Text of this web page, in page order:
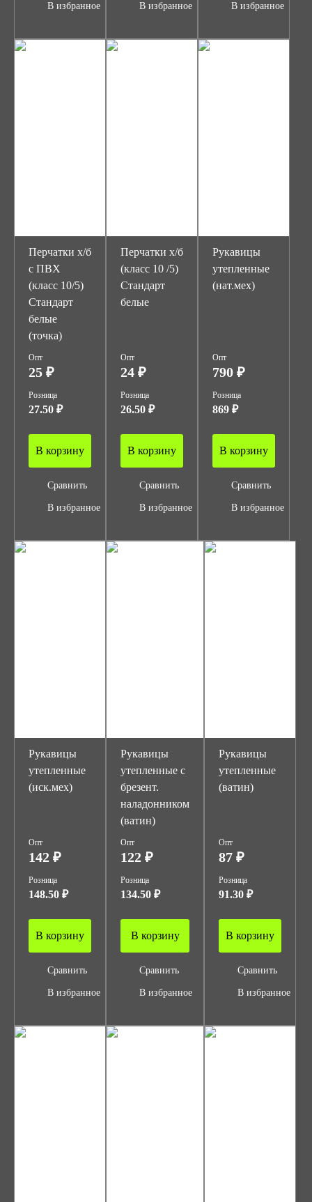
В избранное В избранное В избранное
Перчатки х/б
с ПВХ
(класс 10/5)
Стандарт
белые
(точка)
Опт
25 ₽
Розница
27.50 ₽
В корзину
Сравнить
В избранное
Перчатки х/б
(класс 10 /5)
Стандарт
белые
Опт
24 ₽
Розница
26.50 ₽
В корзину
Сравнить
В избранное
Рукавицы
утепленные
(нат.мех)
Опт
790 ₽
Розница
869 ₽
В корзину
Сравнить
В избранное
Рукавицы
утепленные
(иск.мех)
Опт
142 ₽
Розница
148.50 ₽
В корзину
Сравнить
В избранное
Рукавицы
утепленные с
брезент.
наладонником
(ватин)
Опт
122 ₽
Розница
134.50 ₽
В корзину
Сравнить
В избранное
Рукавицы
утепленные
(ватин)
Опт
87 ₽
Розница
91.30 ₽
В корзину
Сравнить
В избранное